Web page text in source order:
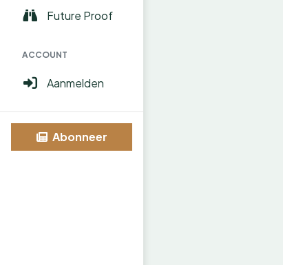
Future Proof
ACCOUNT
Aanmelden
Abonneer